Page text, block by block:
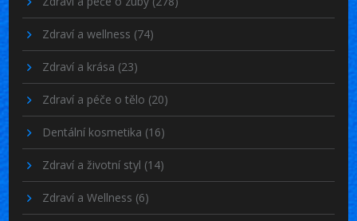
Zdraví a wellness (74)
Zdraví a krása (23)
Zdraví a péče o tělo (20)
Dentální kosmetika (16)
Zdraví a životní styl (14)
Zdraví a Wellness (6)